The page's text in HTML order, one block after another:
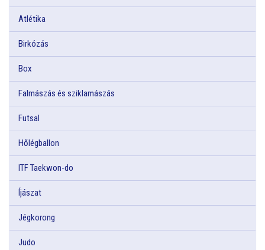
Atlétika
Birkózás
Box
Falmászás és sziklamászás
Futsal
Hőlégballon
ITF Taekwon-do
Íjászat
Jégkorong
Judo